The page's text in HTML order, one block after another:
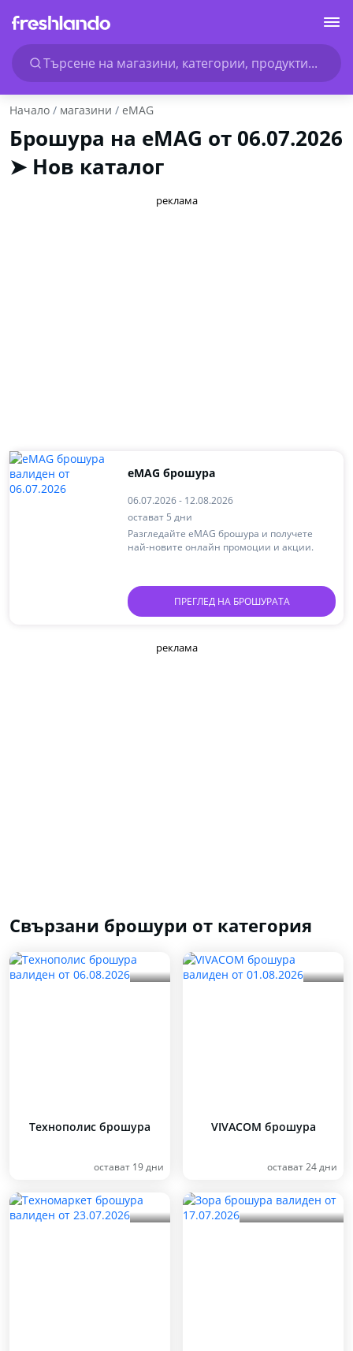
Търсене на магазини, категории, продукти...
Начало магазини eMAG
Брошура на eMAG от 06.07.2026
➤ Нов каталог
реклама
eMAG брошура
06.07.2026 - 12.08.2026
остават 5 дни
Разгледайте eMAG брошура и получете
най-новите онлайн промоции и акции.
ПРЕГЛЕД НА БРОШУРАТА
реклама
Свързани брошури от категория
Технополис брошура
остават 19 дни
VIVACOM брошура
остават 24 дни